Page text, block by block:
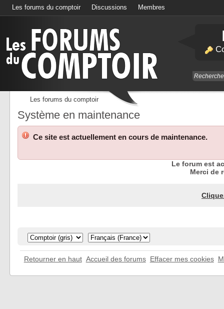
Les forums du comptoir Discussions Membres
Les forums du comptoir
Système en maintenance
Ce site est actuellement en cours de maintenance.
Le forum est
Merci de
Retourner en haut Accueil des forums Effacer mes cookies